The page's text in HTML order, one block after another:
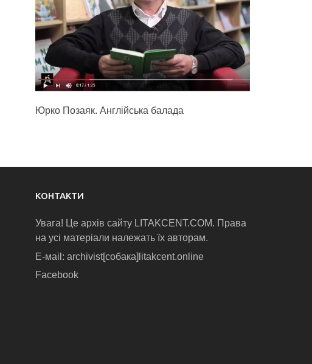
Юрко Позаяк. Англійська балада
КОНТАКТИ
Увага! Це архів сайту LITAKCENT.COM. Права
на усі матеріали належать їх авторам.
E-маіl: archivist[собака]litakcent.online
Facebook